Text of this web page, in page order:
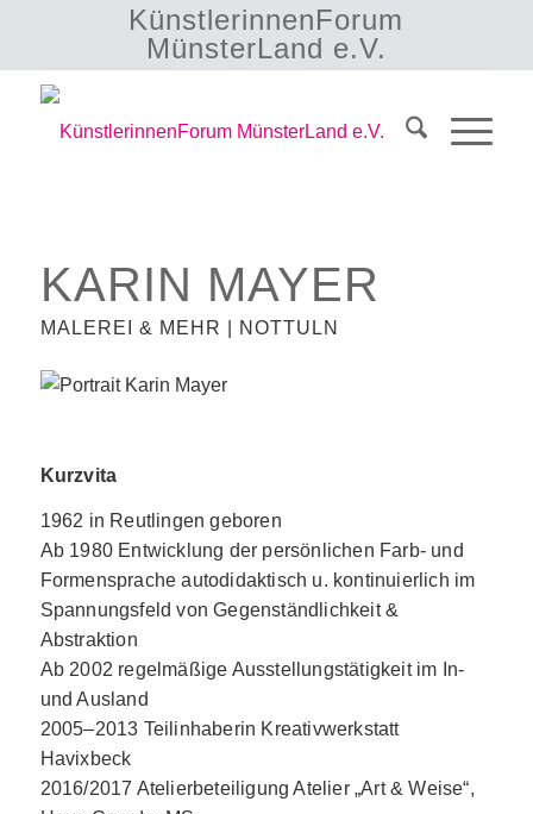
KünstlerinnenForum
MünsterLand e.V.
KARIN MAYER
MALEREI & MEHR | NOTTULN
Kurzvita
1962 in Reutlingen geboren
Ab 1980 Entwicklung der persönlichen Farb- und
Formensprache autodidaktisch u. kontinuierlich im
Spannungsfeld von Gegenständlichkeit &
Abstraktion
Ab 2002 regelmäßige Ausstellungstätigkeit im In-
und Ausland
2005–2013 Teilinhaberin Kreativwerkstatt
Havixbeck
2016/2017 Atelierbeteiligung Atelier „Art & Weise“,